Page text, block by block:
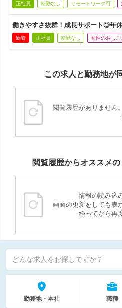
正社員 転勤なし リモートワーク可
働きやすさ抜群！成長サポート◎年
新着 正社員 転勤なし 女性のおしご
この求人と勤務地が
閲覧履歴がありません
閲覧履歴からオススメ
情報の読み込
画面の更新をしても表
経ってから再
どんな求人をお探しですか？
勤務地・本社 職種